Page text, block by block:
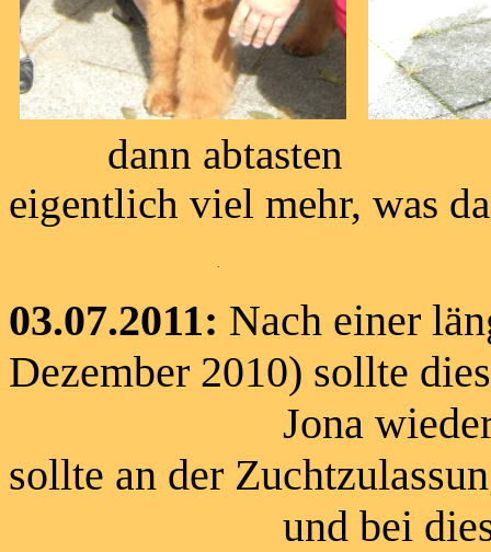
dann abtasten
eigentlich viel mehr, was
03.07.2011: Nach einer
Dezember 2010) sollte
Jona wieder mit
sollte an der
und bei dieser